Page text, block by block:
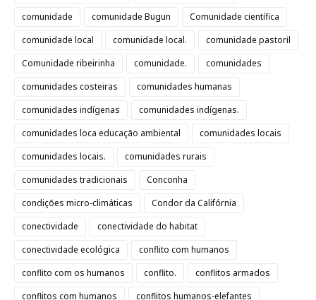
comunidade
comunidade Bugun
Comunidade científica
comunidade local
comunidade local.
comunidade pastoril
Comunidade ribeirinha
comunidade.
comunidades
comunidades costeiras
comunidades humanas
comunidades indígenas
comunidades indígenas.
comunidades loca educação ambiental
comunidades locais
comunidades locais.
comunidades rurais
comunidades tradicionais
Conconha
condições micro-climáticas
Condor da Califórnia
conectividade
conectividade do habitat
conectividade ecológica
conflito com humanos
conflito com os humanos
conflito.
conflitos armados
conflitos com humanos
conflitos humanos-elefantes